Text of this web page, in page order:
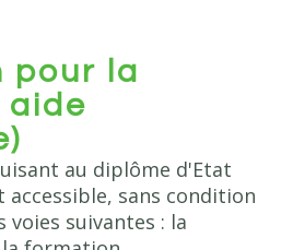
pour la
aide
au diplôme d'Etat
accessible, sans condition
voies suivantes : la